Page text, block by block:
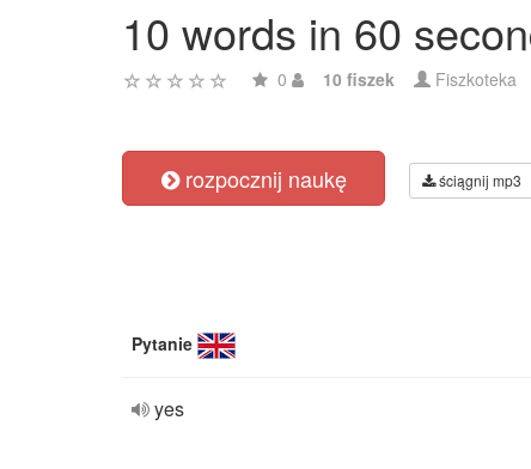
10 words in 60
0 10 fiszek Fiszkoteka
rozpocznij naukę ściągnij mp3
Pytanie
yes